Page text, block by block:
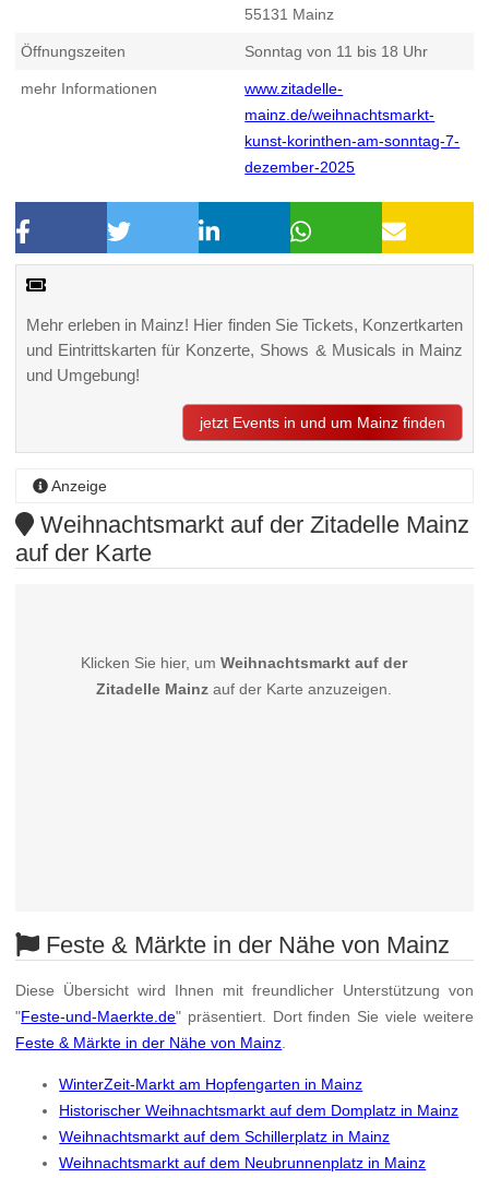
55131 Mainz
Öffnungszeiten Sonntag von 11 bis 18 Uhr
mehr Informationen
www.zitadelle-
mainz.de/weihnachtsmarkt-
kunst-korinthen-am-sonntag-7-
dezember-2025
Mehr erleben in Mainz! Hier finden Sie Tickets, Konzertkarten
und Eintrittskarten für Konzerte, Shows & Musicals in Mainz
und Umgebung!
jetzt Events in und um Mainz finden
Anzeige
Weihnachtsmarkt auf der Zitadelle Mainz
auf der Karte
Klicken Sie hier, umWeihnachtsmarkt auf der
Zitadelle Mainz auf der Karte anzuzeigen.
Feste & Märkte in der Nähe von Mainz
Diese Übersicht wird Ihnen mit freundlicher Unterstützung von
"Feste-und-Maerkte.de" präsentiert. Dort finden Sie viele weitere
Feste & Märkte in der Nähe von Mainz
WinterZeit-Markt am Hopfengarten in Mainz
Historischer Weihnachtsmarkt auf dem Domplatz in Mainz
Weihnachtsmarkt auf dem Schillerplatz in Mainz
Weihnachtsmarkt auf dem Neubrunnenplatz in Mainz